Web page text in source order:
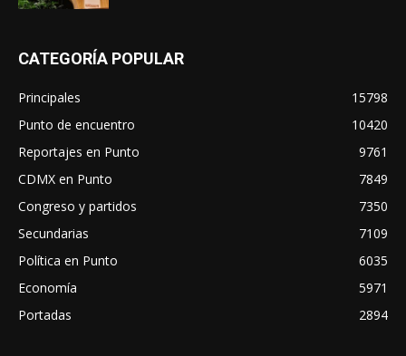
CATEGORÍA POPULAR
Principales
15798
Punto de encuentro
10420
Reportajes en Punto
9761
CDMX en Punto
7849
Congreso y partidos
7350
Secundarias
7109
Política en Punto
6035
Economía
5971
Portadas
2894